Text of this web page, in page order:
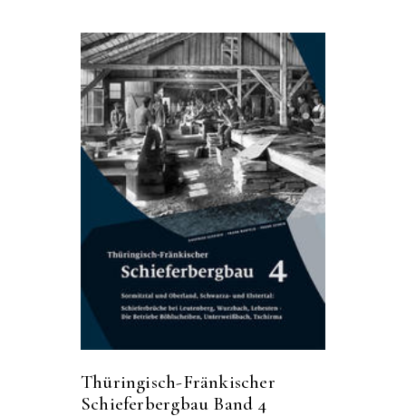
Thüringisch-Fränkischer
Schieferbergbau Band 4